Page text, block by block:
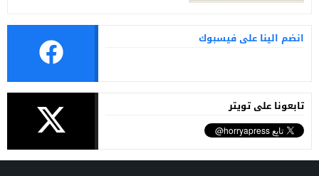
انضم الينا على فيسبوك
تابعونا على تويتر